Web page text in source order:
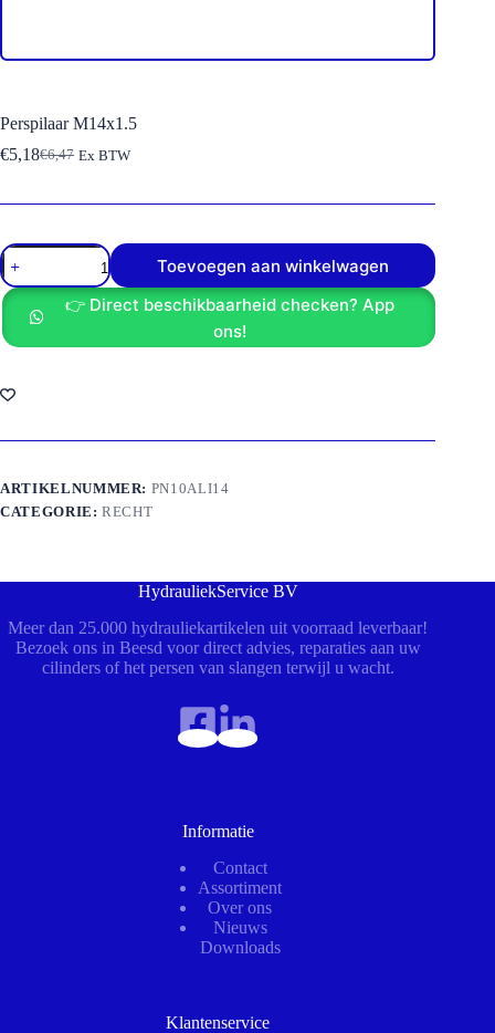
Perspilaar M14x1.5
€6,47
Oorspronkelijke
was:
€5,18Huidige
is:
Ex BTW
Perspilaar
M14x1.5
aantal
Toevoegen aan winkelwagen
👉 Direct beschikbaarheid checken? App
ons!
ARTIKELNUMMER: PN10ALI14
CATEGORIE:RECHT
HydrauliekService BV
Meer dan 25.000 hydrauliekartikelen uit voorraad leverbaar!
Bezoek ons in Beesd voor direct advies, reparaties aan uw
cilinders of het persen van slangen terwijl u wacht.
Informatie
Contact
Assortiment
Over ons
Nieuws
Downloads
Klantenservice